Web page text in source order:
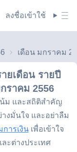
ลงชื่อเข้าใช้
เดือน มกราคม
ยเดือน รายปี
ราคม 2556
ม และสถิติสำคัญ
งมั่นใจ และอย่าลืม
ารเงิน เพื่อเข้าใจ
ะต่างประเทศ